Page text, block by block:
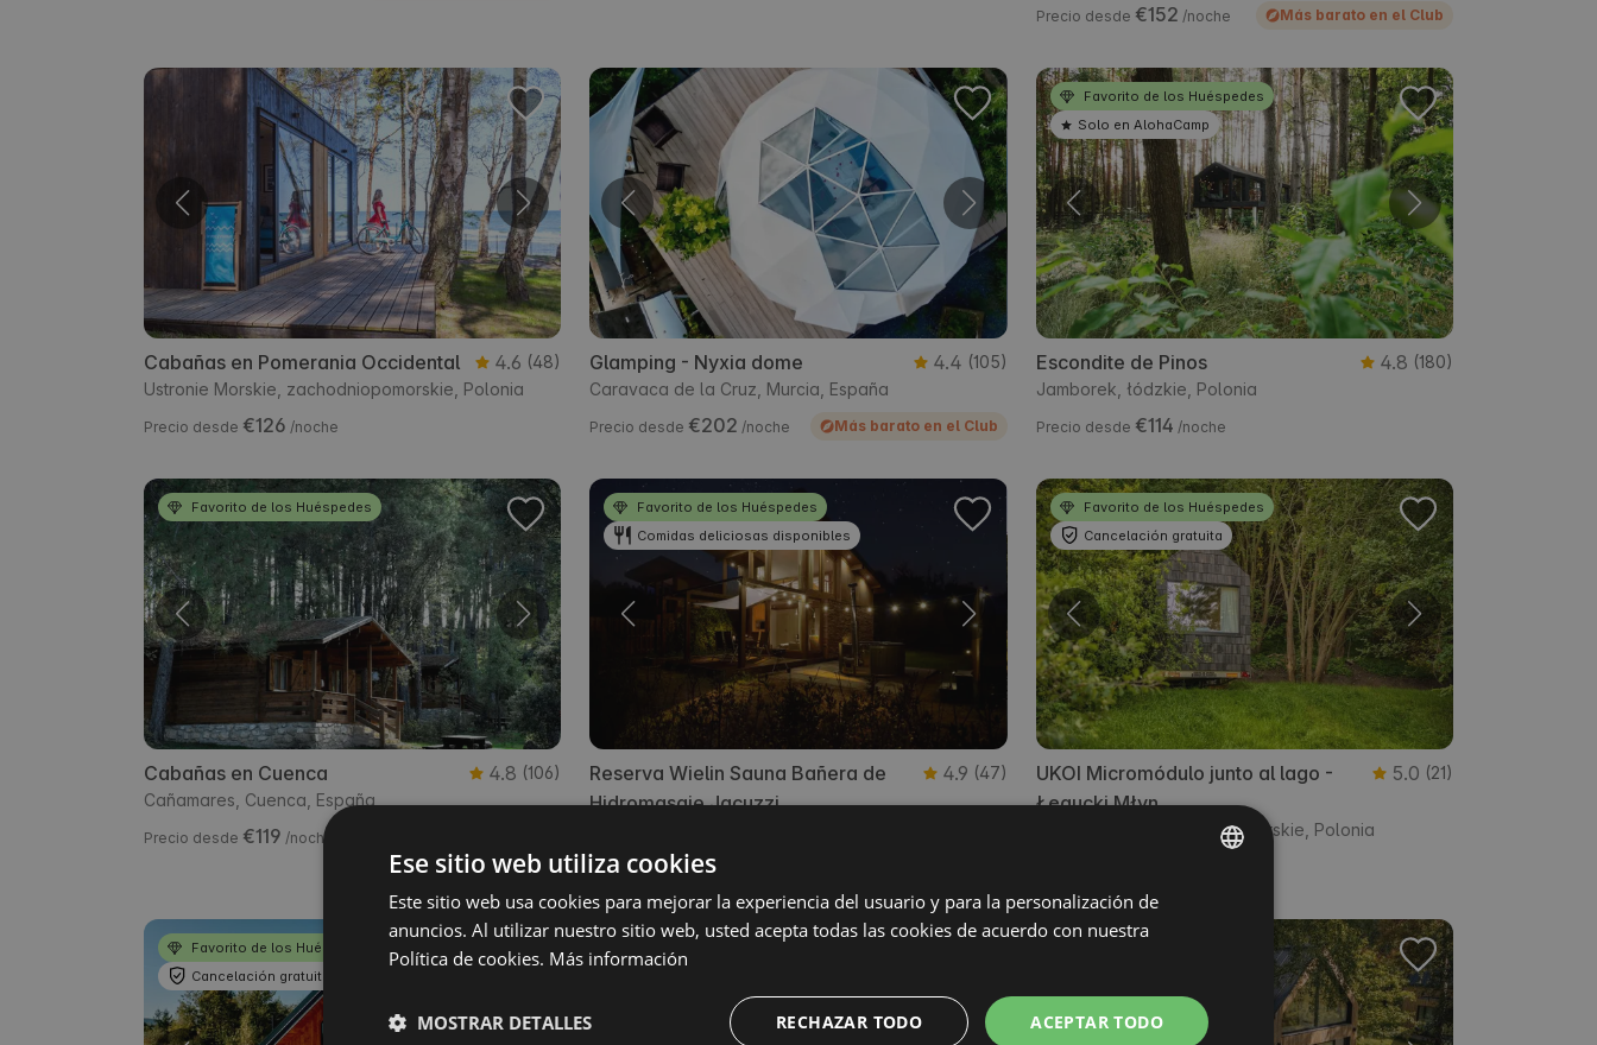
Precio desde €152 /noche Más barato en el Club
Cabañas en Pomerania Occidental 4.6 (48)
Ustronie Morskie, zachodniopomorskie, Polonia
Precio desde €126 /noche
Glamping - Nyxia dome 4.4 (105)
Caravaca de la Cruz, Murcia, España
Precio desde €202 /noche Más barato en el Club
Favorito de los Huéspedes
Solo en AlohaCamp
Escondite de Pinos 4.8 (180)
Jamborek, łódzkie, Polonia
Precio desde €114 /noche
Favorito de los Huéspedes
Cabañas en Cuenca 4.8 (106)
Cañamares, Cuenca, España
Precio desde €119 /noche
Favorito de los Huéspedes
Comidas deliciosas disponibles
Reserva Wielin Sauna Bañera de
Hidromasaje Jacuzzi
4.9 (47)
Precio desde €189
Favorito de los Huéspedes
Cancelación gratuita
UKOI Micromódulo junto al lago -
Łęgucki Młyn
5.0 (21)
Gietrzwałd, warmińsko-mazurskie, Polonia
Favorito de los Huéspedes
Cancelación gratuita
GERMAN
Ese sitio web utiliza cookies
Este sitio web usa cookies para mejorar la experiencia del usuario y para la personalización de
anuncios. Al utilizar nuestro sitio web, usted acepta todas las cookies de acuerdo con nuestra
Política de cookies. Más información
ACEPTAR TODO
RECHAZAR TODO
MOSTRAR DETALLES